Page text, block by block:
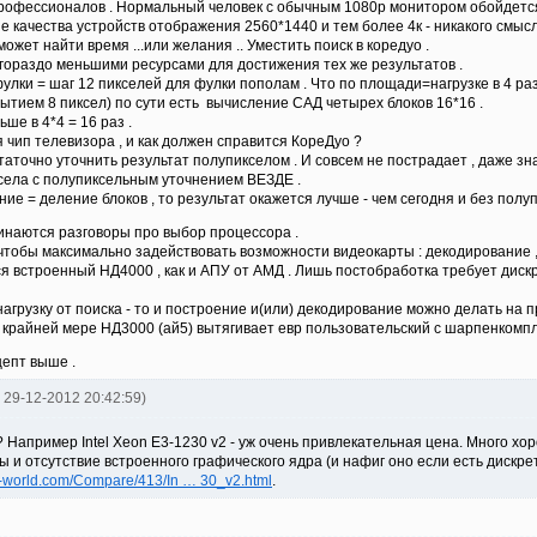
. Нормальный человек с обычным 1080р монитором
качества устройств отображения 2560*1440 и тем более 4к - никакого
найти время ...или желания .. Уместить поиск в коредуо .
меньшими ресурсами для достижения тех же результатов .
= шаг 12 пикселей для фулки пополам . Что по площади=нагрузке в 4
8 пиксел) по сути есть вычисление САД четырех блоков 16*16 .
в 4*4 = 16 раз .
чип телевизора , и как должен справится КореДуо ?
уточнить результат полупикселом . И совсем не пострадает , даже
с полупиксельным уточнением ВЕЗДЕ .
= деление блоков , то результат окажется лучше - чем сегодня и без
разговоры про выбор процессора .
максимально задействовать возможности видеокарты :
встроенный НД4000 , как и АПУ от АМД . Лишь постобработка требует
от поиска - то и построение и(или) декодирование можно делать на
мере НД3000 (ай5) вытягивает евр пользовательский с
выше .
12-2012 20:42:59)
Например Intel Xeon E3-1230 v2 - уж очень привлекательная цена. Много
отсутствие встроенного графического ядра (и нафиг оно если есть
world.com/Compare/413/In … 30_v2.html.